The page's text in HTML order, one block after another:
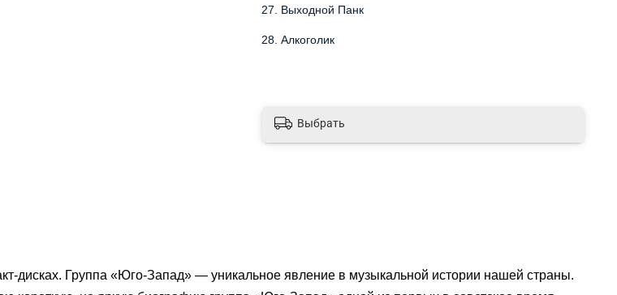
27. Выходной Панк
28. Алкоголик
Выбрать
дисках. Группа «Юго-Запад» — уникальное явление в музыкальной истории нашей страны.